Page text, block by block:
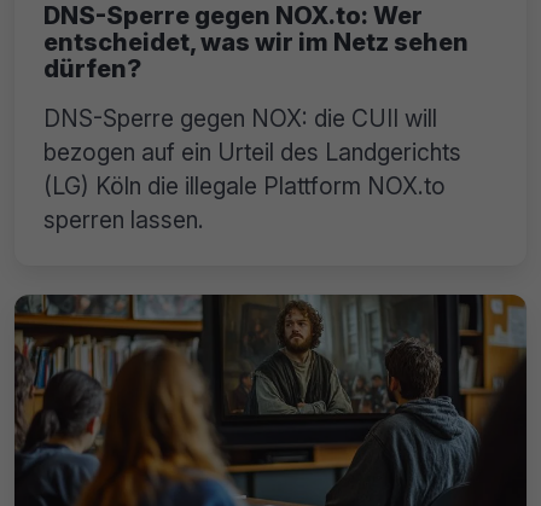
DNS-Sperre gegen NOX.to: Wer
entscheidet, was wir im Netz sehen
dürfen?
DNS-Sperre gegen NOX: die CUII will
bezogen auf ein Urteil des Landgerichts
(LG) Köln die illegale Plattform NOX.to
sperren lassen.